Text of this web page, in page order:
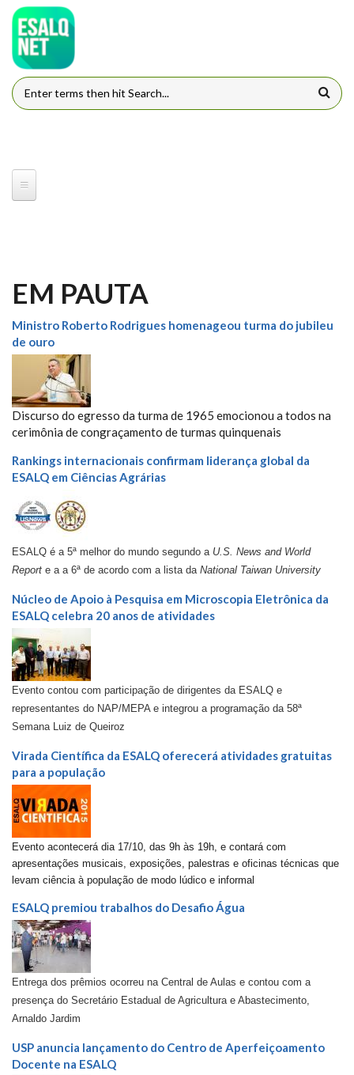
Pular para o conteúdo principal
FORMULÁRIO DE BUSCA
EM PAUTA
Ministro Roberto Rodrigues homenageou turma do jubileu
de ouro
Discurso do egresso da turma de 1965 emocionou a todos na
cerimônia de congraçamento de turmas quinquenais
Rankings internacionais confirmam liderança global da
ESALQ em Ciências Agrárias
ESALQ é a 5ª melhor do mundo segundo a U.S. News and World
Report e a a 6ª de acordo com a lista da National Taiwan University
Núcleo de Apoio à Pesquisa em Microscopia Eletrônica da
ESALQ celebra 20 anos de atividades
Evento contou com participação de dirigentes da ESALQ e
representantes do NAP/MEPA e integrou a programação da 58ª
Semana Luiz de Queiroz
Virada Científica da ESALQ oferecerá atividades gratuitas
para a população
Evento acontecerá dia 17/10, das 9h às 19h, e contará com
apresentações musicais, exposições, palestras e oficinas técnicas que
levam ciência à população de modo lúdico e informal
ESALQ premiou trabalhos do Desafio Água
Entrega dos prêmios ocorreu na Central de Aulas e contou com a
presença do Secretário Estadual de Agricultura e Abastecimento,
Arnaldo Jardim
USP anuncia lançamento do Centro de Aperfeiçoamento
Docente na ESALQ